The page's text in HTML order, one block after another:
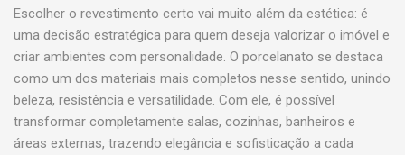
Escolher o revestimento certo vai muito além da estética: é
uma decisão estratégica para quem deseja valorizar o imóvel e
criar ambientes com personalidade. O porcelanato se destaca
como um dos materiais mais completos nesse sentido, unindo
beleza, resistência e versatilidade. Com ele, é possível
transformar completamente salas, cozinhas, banheiros e
áreas externas, trazendo elegância e sofisticação a cada